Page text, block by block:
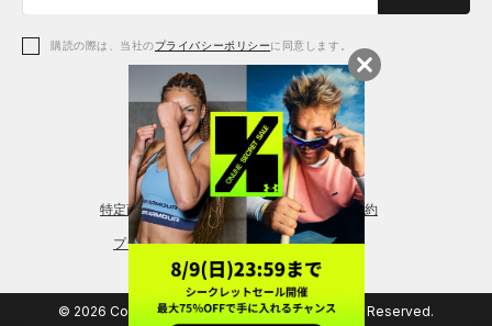
アクセサリー
レギンス＆タイツ
シューズ
購読の際は、当社のプライバシーポリシーに同意します。
特定商取引法に基づく通販の表記 会員規約
プライバシーポリシー
© 2026 Copyright DOME Corporation. All Rights Reserved.